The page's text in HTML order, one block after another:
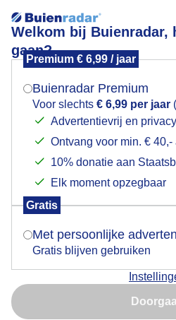
Welkom bij Buienradar,
gaan?
Premium € 6,99 / jaar
Buienradar Premium
Voor slechts € 6,99 per jaar
Advertentievrij en
Ontvang voor min. €
10% donatie aan
Elk moment opzegbaar
Gratis
Met persoonlijke
Gratis blijven gebruiken
In het vroege ochtendlicht
lentezonnetje
Mogen we je locatie
Indien je hier nog geen
verschijnt er zo een pop-
Is goed, toon
Nu niet,